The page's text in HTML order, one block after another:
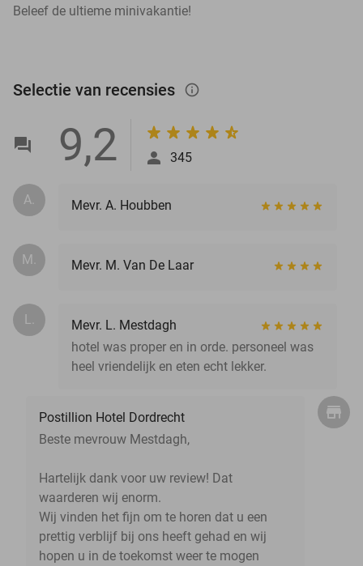
Beleef de ultieme minivakantie!
Selectie van recensies info_outlined
9,2 345
A. Mevr. A. Houbben
M. Mevr. M. Van De Laar
L.
Mevr. L. Mestdagh
hotel was proper en in orde. personeel was
heel vriendelijk en eten echt lekker.
Postillion Hotel Dordrecht
Beste mevrouw Mestdagh,
Hartelijk dank voor uw review! Dat
waarderen wij enorm.
Wij vinden het fijn om te horen dat u een
prettig verblijf bij ons heeft gehad en wij
hopen u in de toekomst weer te mogen